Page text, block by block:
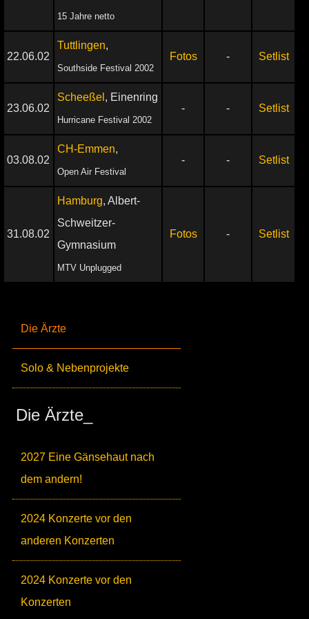
Die Ärzte
Solo & Nebenprojekte
Die Ärzte_
2027 Eine Gänsehaut nach
dem andern!
2024 Konzerte vor den
anderen Konzerten
2024 Konzerte vor den
Konzerten
15 Jahre netto
22.06.02
Tuttlingen,
Southside Festival 2002
Fotos - Setlist
23.06.02
Scheeßel , Einenring
Hurricane Festival 2002
- - Setlist
03.08.02
CH-Emmen,
Open Air Festival
- - Setlist
31.08.02
Hamburg, Albert-
Schweitzer-
Gymnasium
MTV Unplugged
Fotos - Setlist